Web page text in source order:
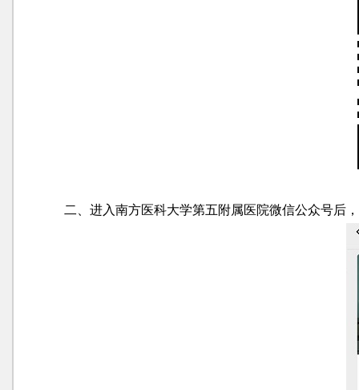
二、进入南方医科大学第五附属医院微信公众号后